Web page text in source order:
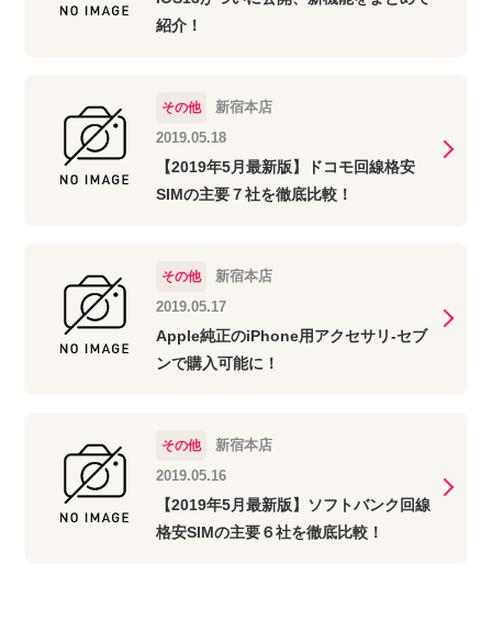
紹介！
その他
新宿本店
2019.05.18
【2019年5月最新版】ドコモ回線格安
SIMの主要７社を徹底比較！
その他
新宿本店
2019.05.17
Apple純正のiPhone用アクセサリ-セブ
ンで購入可能に！
その他
新宿本店
2019.05.16
【2019年5月最新版】ソフトバンク回線
格安SIMの主要６社を徹底比較！